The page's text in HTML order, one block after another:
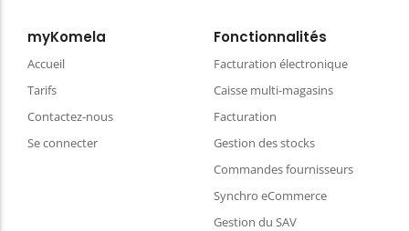
myKomela
Accueil
Tarifs
Contactez-nous
Se connecter
Fonctionnalités
Facturation électronique
Caisse multi-magasins
Facturation
Gestion des stocks
Commandes fournisseurs
Synchro eCommerce
Gestion du SAV